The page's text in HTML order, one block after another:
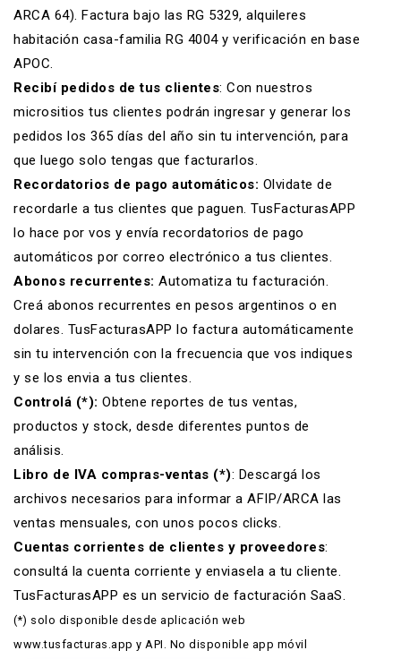
ARCA 64). Factura bajo las RG 5329, alquileres
habitación casa-familia RG 4004 y verificación en base
APOC.
Recibí pedidos de tus clientes: Con nuestros
micrositios tus clientes podrán ingresar y generar los
pedidos los 365 días del año sin tu intervención, para
que luego solo tengas que facturarlos.
Recordatorios de pago automáticos: Olvidate de
recordarle a tus clientes que paguen. TusFacturasAPP
lo hace por vos y envía recordatorios de pago
automáticos por correo electrónico a tus clientes.
Abonos recurrentes: Automatiza tu facturación.
Creá abonos recurrentes en pesos argentinos o en
dolares. TusFacturasAPP lo factura automáticamente
sin tu intervención con la frecuencia que vos indiques
y se los envia a tus clientes.
Controlá (*): Obtene reportes de tus ventas,
productos y stock, desde diferentes puntos de
análisis.
Libro de IVA compras-ventas (*): Descargá los
archivos necesarios para informar a AFIP/ARCA las
ventas mensuales, con unos pocos clicks.
Cuentas corrientes de clientes y proveedores:
consultá la cuenta corriente y enviasela a tu cliente.
TusFacturasAPP es un servicio de facturación SaaS.
(*) solo disponible desde aplicación web
www.tusfacturas.app y API. No disponible app móvil